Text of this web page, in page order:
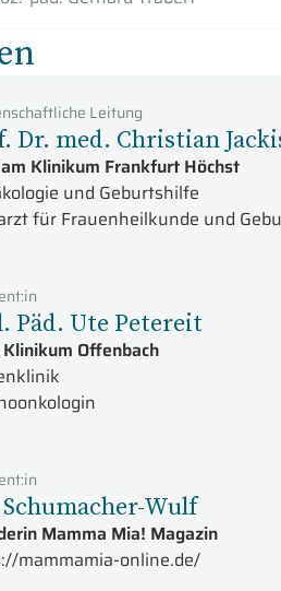
Leitung
Dr. med. Christian
Klinikum Frankfurt Höchst
und Geburtshilfe
für Frauenheilkunde und
Päd. Ute Petereit
Offenbach
Schumacher-Wulf
Mamma Mia! Magazin
mammamia-online.de/